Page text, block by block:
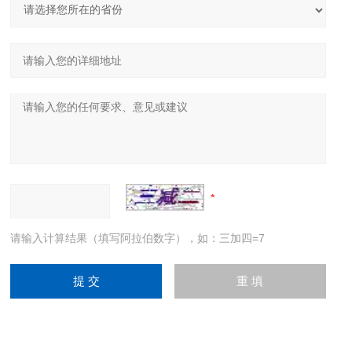
请输入计算结果（填写阿拉伯数字），如：三加四=7